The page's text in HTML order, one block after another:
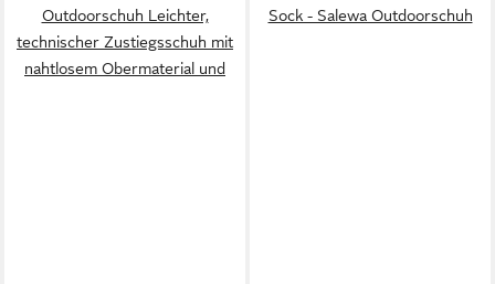
Outdoorschuh Leichter,
technischer Zustiegsschuh mit
nahtlosem Obermaterial und
Sock - Salewa Outdoorschuh